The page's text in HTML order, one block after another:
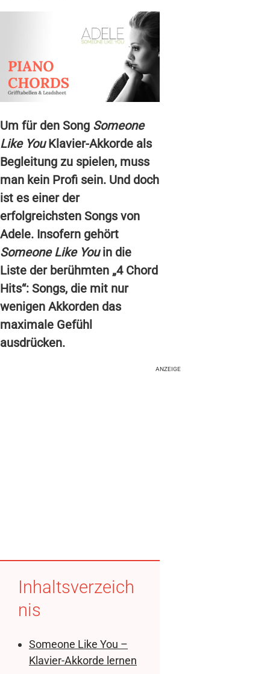
Um für den Song Someone
Like YouKlavier-Akkorde als
Begleitung zu spielen, muss
man kein Profi sein. Und doch
ist es einer der
erfolgreichsten Songs von
Adele. Insofern gehört
Someone Like Youin die
Liste der berühmten „4 Chord
Hits“: Songs, die mit nur
wenigen Akkorden das
maximale Gefühl
ausdrücken.
ANZEIGE
Inhaltsverzeich
nis
Someone Like You –
Klavier-Akkorde lernen